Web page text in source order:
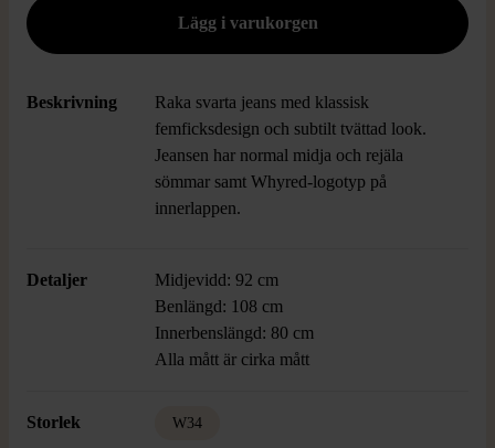
Beskrivning
Raka svarta jeans med klassisk
femficksdesign och subtilt tvättad look.
Jeansen har normal midja och rejäla
sömmar samt Whyred-logotyp på
innerlappen.
Detaljer
Midjevidd: 92 cm
Benlängd: 108 cm
Innerbenslängd: 80 cm
Alla mått är cirka mått
Storlek W34